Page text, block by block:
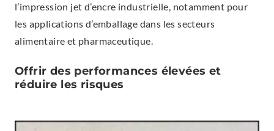
l’impression jet d’encre industrielle, notamment pour
les applications d’emballage dans les secteurs
alimentaire et pharmaceutique.
Offrir des performances élevées et
réduire les risques